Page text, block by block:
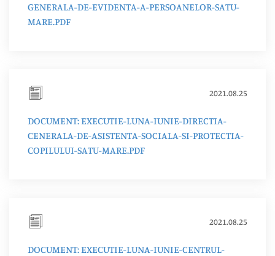
GENERALA-DE-EVIDENTA-A-PERSOANELOR-SATU-
MARE.PDF
2021.08.25
DOCUMENT: EXECUTIE-LUNA-IUNIE-DIRECTIA-
CENERALA-DE-ASISTENTA-SOCIALA-SI-PROTECTIA-
COPILULUI-SATU-MARE.PDF
2021.08.25
DOCUMENT: EXECUTIE-LUNA-IUNIE-CENTRUL-